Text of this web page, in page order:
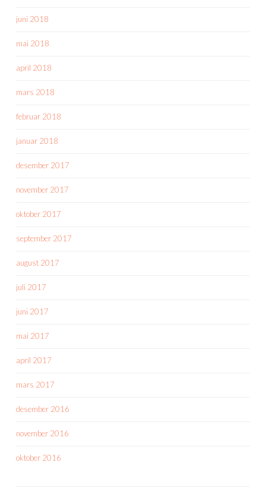
juni 2018
mai 2018
april 2018
mars 2018
februar 2018
januar 2018
desember 2017
november 2017
oktober 2017
september 2017
august 2017
juli 2017
juni 2017
mai 2017
april 2017
mars 2017
desember 2016
november 2016
oktober 2016